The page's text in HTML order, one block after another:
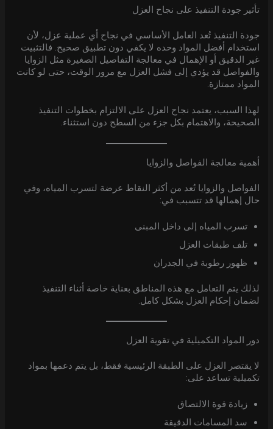
تأثير جودة التنفيذ على نجاح العزل
جودة التنفيذ تُعد العامل الأساسي في نجاح أي عملية عزل، لأن
استخدام أفضل المواد وحده لا يكفي دون تطبيق صحيح. فالتثبيت
غير الدقيق أو الإهمال في معالجة التفاصيل الصغيرة مثل الزوايا
والفواصل قد يؤدي إلى فشل العزل مع مرور الوقت، حتى لو كانت
المواد ممتازة.
لهذا السبب، يعتمد نجاح العزل على الالتزام بخطوات التنفيذ
الصحيحة، والاهتمام بكل جزء من السطح دون استثناء.
أهمية معالجة الفواصل والزوايا
الفواصل والزوايا تُعد من أكثر النقاط عرضة لتسرب المياه، وفي
حال إهمالها قد تتسبب في:
تسرب المياه إلى داخل المبنى
تلف طبقات العزل
ظهور رطوبة في الجدران
لذلك يتم التعامل مع هذه المناطق بعناية خاصة أثناء التنفيذ
لضمان إحكام العزل بشكل كامل.
دور المواد التكميلية في تقوية العزل
لا يقتصر العزل على الطبقة الرئيسية فقط، بل يتم دعمها بمواد
تكميلية تساعد على:
زيادة قوة الالتصاق
سد المسامات الدقيقة